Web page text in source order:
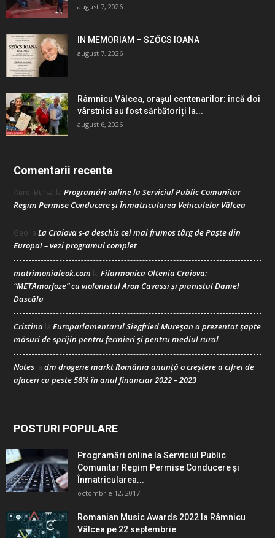
august 7, 2026
IN MEMORIAM – SZŐCS IOANA
august 7, 2026
Râmnicu Vâlcea, orașul centenarilor: încă doi
vârstnici au fost sărbătoriți la...
august 6, 2026
Comentarii recente
Aurel Bursa la Programări online la Serviciul Public Comunitar
Regim Permise Conducere şi Înmatricularea Vehiculelor Vâlcea
Geo la La Craiova s-a deschis cel mai frumos târg de Paște din
Europa! – vezi programul complet
matrimonialeok.com la Filarmonica Oltenia Craiova:
“METAmorfoze” cu violonistul Aron Cavassi și pianistul Daniel
Dascălu
Cristina la Europarlamentarul Siegfried Mureșan a prezentat șapte
măsuri de sprijin pentru fermieri și pentru mediul rural
Notes la dm drogerie markt România anunță o creștere a cifrei de
afaceri cu peste 58% în anul financiar 2022 – 2023
POSTURI POPULARE
Programări online la Serviciul Public
Comunitar Regim Permise Conducere şi
Înmatricularea...
octombrie 12, 2017
Romanian Music Awards 2022 la Râmnicu
Vâlcea pe 22 septembrie